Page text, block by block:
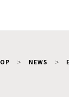
NEWS